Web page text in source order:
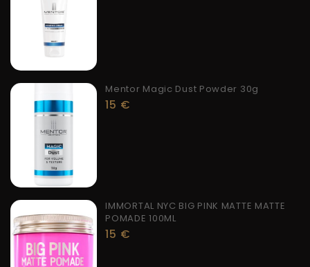
Mentor Magic Dust Powder 30g
15 €
IMMORTAL NYC BIG PINK MATTE MATTE
POMADE 100ML
15 €